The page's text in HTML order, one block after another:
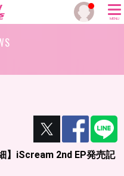
MENU
】iScream 2nd EP発売記